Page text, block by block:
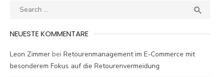
Search

NEUESTE KOMMENTARE
Leon Zimmer bei Retourenmanagement im E-Commerce mit
besonderem Fokus auf die Retourenvermeidung